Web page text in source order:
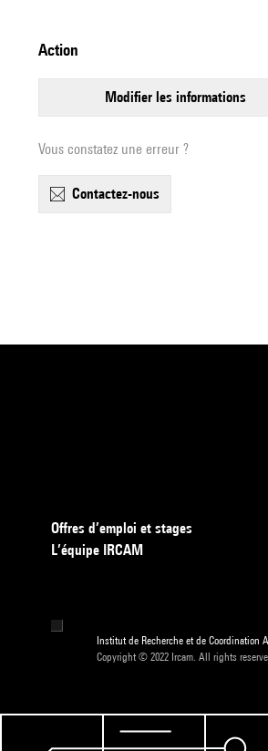
action
modifier les informations
Vous constatez une erreur ?
contactez-nous
Offres d’emploi et stages
L’équipe IRCAM
Institut de Recherche et de Coordination
Copyright © 2022 Ircam. All rights